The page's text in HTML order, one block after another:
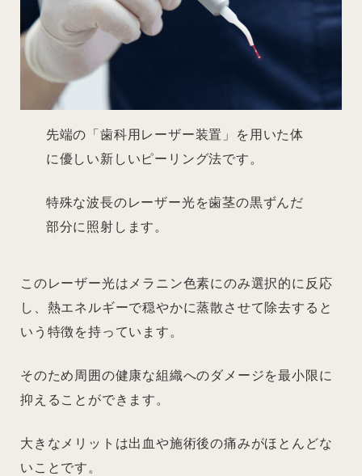
先端の「歯科用レーザー装置」を用いた体
に優しい新しいピーリング法です。
特殊な波長のレーザー光を歯茎の黒ずんだ
部分に照射します。
このレーザー光はメラニン色素にのみ選択的に反応
し、熱エネルギーで穏やかに蒸散させて除去すると
いう特徴を持っています。
そのため周囲の健康な組織へのダメージを最小限に
抑えることができます。
大きなメリットは出血や施術後の痛みがほとんどな
いことです。